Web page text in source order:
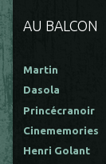
AU BALCON
Martin
Dasola
Princécranoir
Cinememories
Henri Golant